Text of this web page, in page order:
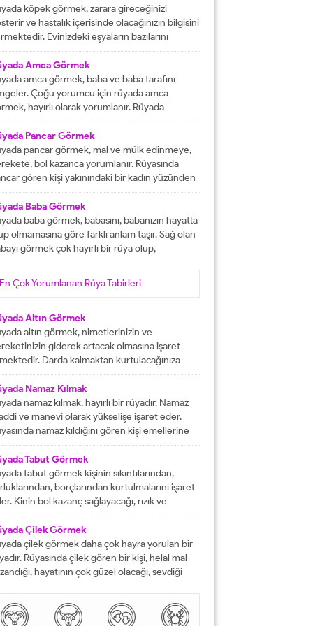
olmasına işaret etmektedir. İşlerinizin
gideceğini gösterirken, ömür boyu
olan konforlu bir hayatın varlığına delalet
Ağız tadınızı bozan faktörleri...
köpek görmek, zarara gireceğinizi
ve hastalık içerisinde olacağınızın bilgisini
Evinizdeki eşyaların bazılarını
delalet etmektedir. Kuvvetsiz
durumun içerisinde kalacağınızın ve rahatsızlık
olacağınızın haberini vermektedir.
dönemlerin içerisinde olacağınızın
verir ve kendinizi başarısız
işaret olacaktır. Diğer yandan ise
yapacak olan kişilerden dolayı başınızın...
Amca Görmek
amca görmek, baba ve baba tarafını
Çoğu yorumcu için rüyada amca
hayırlı olarak yorumlanır. Rüyada
gören kişi, kısa süre içerisinde
çözüp, huzura kavuşacak demektir.
bu rüyayı gören kişinin sağlık sıkıntıları varsa,
çözüme ulaşacak olarak yorumlanır. İşsiz
kişinin bu rüyayı görmesi hayırlı iş
Pancar Görmek
pancar görmek, mal ve mülk edinmeye,
bol kazanca yorumlanır. Rüyasında
gören kişi yakınındaki bir kadın yüzünden
düşebilir, acı haber alabilir, başına gelecek
üzüntüye ve kedere tabir edilebilir. Bekar
rüyasında pancar görürse, yakın zamanda
yada evlenir. Evli birisinin gördüğü
rüyası, eşiyle kavgaya yada ayrılığa...
Baba Görmek
baba görmek, babasını, babanızın hayatta
olmamasına göre farklı anlam taşır. Sağ olan
görmek çok hayırlı bir rüya olup,
veren veren en değerli varlıklar, kişinin
etmiş ise ihtiyacı olanlara yardım etmesi
En Çok Yorumlanan Rüya Tabirleri
Altın Görmek
altın görmek, nimetlerinizin ve
giderek artacak olmasına işaret
Darda kalmaktan kurtulacağınıza
eder ve engelleri yok edeceğinizi
İyi bir hayata sahip olmanızın
tüm pürüzlerin yok olacağını işaret
Emeklerinizin heba olmayacağını
rüyalardan birisi şeklinde
Rüyada altın bileklik görmek,
giderek artacak olmasına delalet
Namaz Kılmak
namaz kılmak, hayırlı bir rüyadır. Namaz
ve manevi olarak yükselişe işaret eder.
namaz kıldığını gören kişi emellerine
zamanda ulaşır. Namaz, rüya da olsa kişinin
güçleneceğini ve Allah tarafından
bir kişi olduğunu gösterir. Rüyalarımızda
çoğunlukla gerçek hayatla birebir
Rüyalarımızda...
Tabut Görmek
tabut görmek kişinin sıkıntılarından,
borçlarından kurtulmalarını işaret
Kinin bol kazanç sağlayacağı, rızık ve
anlamına gelir. Rüya sırasında tabut
aynı zaman da kişinin bahtının ve
kapanmış olduğunu ifade eder. Rüyada
görmek aynı zamanda kişinin yol hazırlığına
anlamına gelir....
Çilek Görmek
çilek görmek daha çok hayra yorulan bir
Rüyasında çilek gören bir kişi, helal mal
hayatının çok güzel olacağı, sevdiği
çoğunlukla aşkı ve tutkuyu da delalet eder.